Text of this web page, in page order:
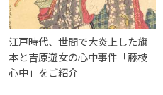
江戸時代、世間で大炎上した旗
本と吉原遊女の心中事件「藤枝
心中」をご紹介